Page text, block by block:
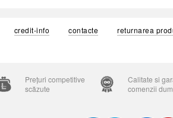
credit-info contacte
returnarea
Prețuri competitive
scăzute
Calitate si
comenzii